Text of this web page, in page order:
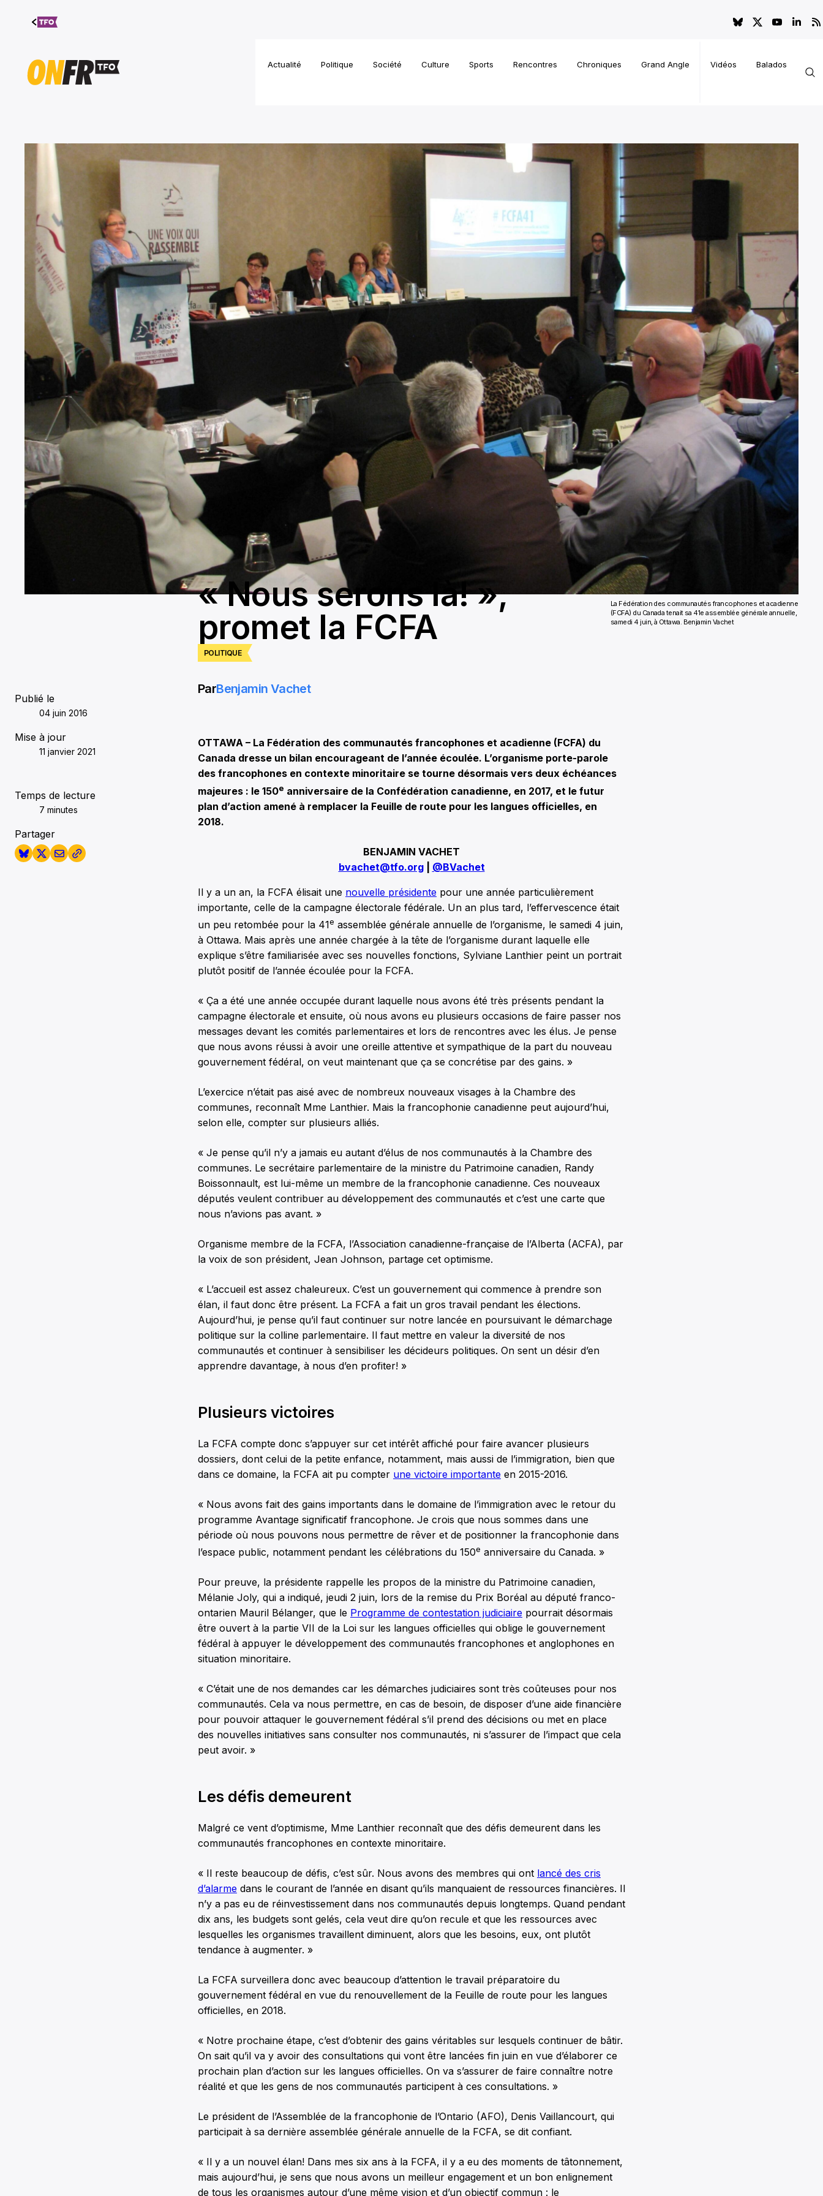
Aller au
contenu
Actualité Politique Société Culture Sports Rencontres Chroniques Grand Angle Vidéos Balados
La Fédération des communautés francophones et acadienne
(FCFA) du Canada tenait sa 41e assemblée générale annuelle,
samedi 4 juin, à Ottawa. Benjamin Vachet
POLITIQUE
« Nous serons là! »,
promet la FCFA
Publié le
04 juin 2016
Mise à jour
11 janvier 2021
Temps de lecture
7 minutes
Partager
ParBenjamin Vachet
OTTAWA – La Fédération des communautés francophones et acadienne (FCFA) du
Canada dresse un bilan encourageant de l’année écoulée. L’organisme porte-parole
des francophones en contexte minoritaire se tourne désormais vers deux échéances
majeures : le 150e anniversaire de la Confédération canadienne, en 2017, et le futur
plan d’action amené à remplacer la Feuille de route pour les langues officielles, en
2018.
BENJAMIN VACHET
bvachet@tfo.org| @BVachet
Il y a un an, la FCFA élisait une nouvelle présidente pour une année particulièrement
importante, celle de la campagne électorale fédérale. Un an plus tard, l’effervescence était
un peu retombée pour la 41e assemblée générale annuelle de l’organisme, le samedi 4 juin,
à Ottawa. Mais après une année chargée à la tête de l’organisme durant laquelle elle
explique s’être familiarisée avec ses nouvelles fonctions, Sylviane Lanthier peint un portrait
plutôt positif de l’année écoulée pour la FCFA.
« Ça a été une année occupée durant laquelle nous avons été très présents pendant la
campagne électorale et ensuite, où nous avons eu plusieurs occasions de faire passer nos
messages devant les comités parlementaires et lors de rencontres avec les élus. Je pense
que nous avons réussi à avoir une oreille attentive et sympathique de la part du nouveau
gouvernement fédéral, on veut maintenant que ça se concrétise par des gains. »
L’exercice n’était pas aisé avec de nombreux nouveaux visages à la Chambre des
communes, reconnaît Mme Lanthier. Mais la francophonie canadienne peut aujourd’hui,
selon elle, compter sur plusieurs alliés.
« Je pense qu’il n’y a jamais eu autant d’élus de nos communautés à la Chambre des
communes. Le secrétaire parlementaire de la ministre du Patrimoine canadien, Randy
Boissonnault, est lui-même un membre de la francophonie canadienne. Ces nouveaux
députés veulent contribuer au développement des communautés et c’est une carte que
nous n’avions pas avant. »
Organisme membre de la FCFA, l’Association canadienne-française de l’Alberta (ACFA), par
la voix de son président, Jean Johnson, partage cet optimisme.
« L’accueil est assez chaleureux. C’est un gouvernement qui commence à prendre son
élan, il faut donc être présent. La FCFA a fait un gros travail pendant les élections.
Aujourd’hui, je pense qu’il faut continuer sur notre lancée en poursuivant le démarchage
politique sur la colline parlementaire. Il faut mettre en valeur la diversité de nos
communautés et continuer à sensibiliser les décideurs politiques. On sent un désir d’en
apprendre davantage, à nous d’en profiter! »
Plusieurs victoires
La FCFA compte donc s’appuyer sur cet intérêt affiché pour faire avancer plusieurs
dossiers, dont celui de la petite enfance, notamment, mais aussi de l’immigration, bien que
dans ce domaine, la FCFA ait pu compter une victoire importante en 2015-2016.
« Nous avons fait des gains importants dans le domaine de l’immigration avec le retour du
programme Avantage significatif francophone. Je crois que nous sommes dans une
période où nous pouvons nous permettre de rêver et de positionner la francophonie dans
l’espace public, notamment pendant les célébrations du 150e anniversaire du Canada. »
Pour preuve, la présidente rappelle les propos de la ministre du Patrimoine canadien,
Mélanie Joly, qui a indiqué, jeudi 2 juin, lors de la remise du Prix Boréal au député franco-
ontarien Mauril Bélanger, que le Programme de contestation judiciaire pourrait désormais
être ouvert à la partie VII de la Loi sur les langues officielles qui oblige le gouvernement
fédéral à appuyer le développement des communautés francophones et anglophones en
situation minoritaire.
« C’était une de nos demandes car les démarches judiciaires sont très coûteuses pour nos
communautés. Cela va nous permettre, en cas de besoin, de disposer d’une aide financière
pour pouvoir attaquer le gouvernement fédéral s’il prend des décisions ou met en place
des nouvelles initiatives sans consulter nos communautés, ni s’assurer de l’impact que cela
peut avoir. »
Les défis demeurent
Malgré ce vent d’optimisme, Mme Lanthier reconnaît que des défis demeurent dans les
communautés francophones en contexte minoritaire.
« Il reste beaucoup de défis, c’est sûr. Nous avons des membres qui ont lancé des cris
d’alarme dans le courant de l’année en disant qu’ils manquaient de ressources financières. Il
n’y a pas eu de réinvestissement dans nos communautés depuis longtemps. Quand pendant
dix ans, les budgets sont gelés, cela veut dire qu’on recule et que les ressources avec
lesquelles les organismes travaillent diminuent, alors que les besoins, eux, ont plutôt
tendance à augmenter. »
La FCFA surveillera donc avec beaucoup d’attention le travail préparatoire du
gouvernement fédéral en vue du renouvellement de la Feuille de route pour les langues
officielles, en 2018.
« Notre prochaine étape, c’est d’obtenir des gains véritables sur lesquels continuer de bâtir.
On sait qu’il va y avoir des consultations qui vont être lancées fin juin en vue d’élaborer ce
prochain plan d’action sur les langues officielles. On va s’assurer de faire connaître notre
réalité et que les gens de nos communautés participent à ces consultations. »
Le président de l’Assemblée de la francophonie de l’Ontario (AFO), Denis Vaillancourt, qui
participait à sa dernière assemblée générale annuelle de la FCFA, se dit confiant.
« Il y a un nouvel élan! Dans mes six ans à la FCFA, il y a eu des moments de tâtonnement,
mais aujourd’hui, je sens que nous avons un meilleur engagement et un bon enlignement
de tous les organismes autour d’une même vision et d’un objectif commun : le